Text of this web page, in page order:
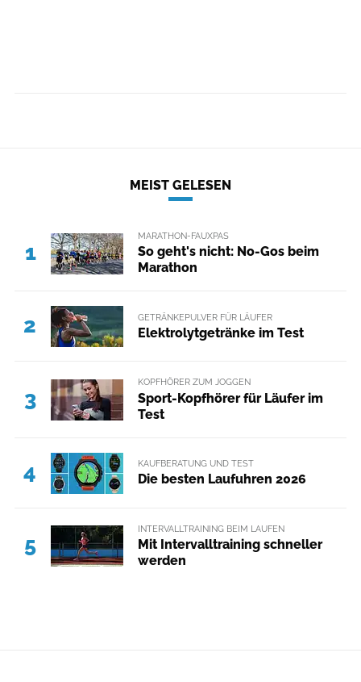
MEIST GELESEN
1
MARATHON-FAUXPAS
So geht's nicht: No-Gos beim
Marathon
2 GETRÄNKEPULVER FÜR LÄUFER
Elektrolytgetränke im Test
3
KOPFHÖRER ZUM JOGGEN
Sport-Kopfhörer für Läufer im
Test
4 KAUFBERATUNG UND TEST
Die besten Laufuhren 2026
5
INTERVALLTRAINING BEIM LAUFEN
Mit Intervalltraining schneller
werden